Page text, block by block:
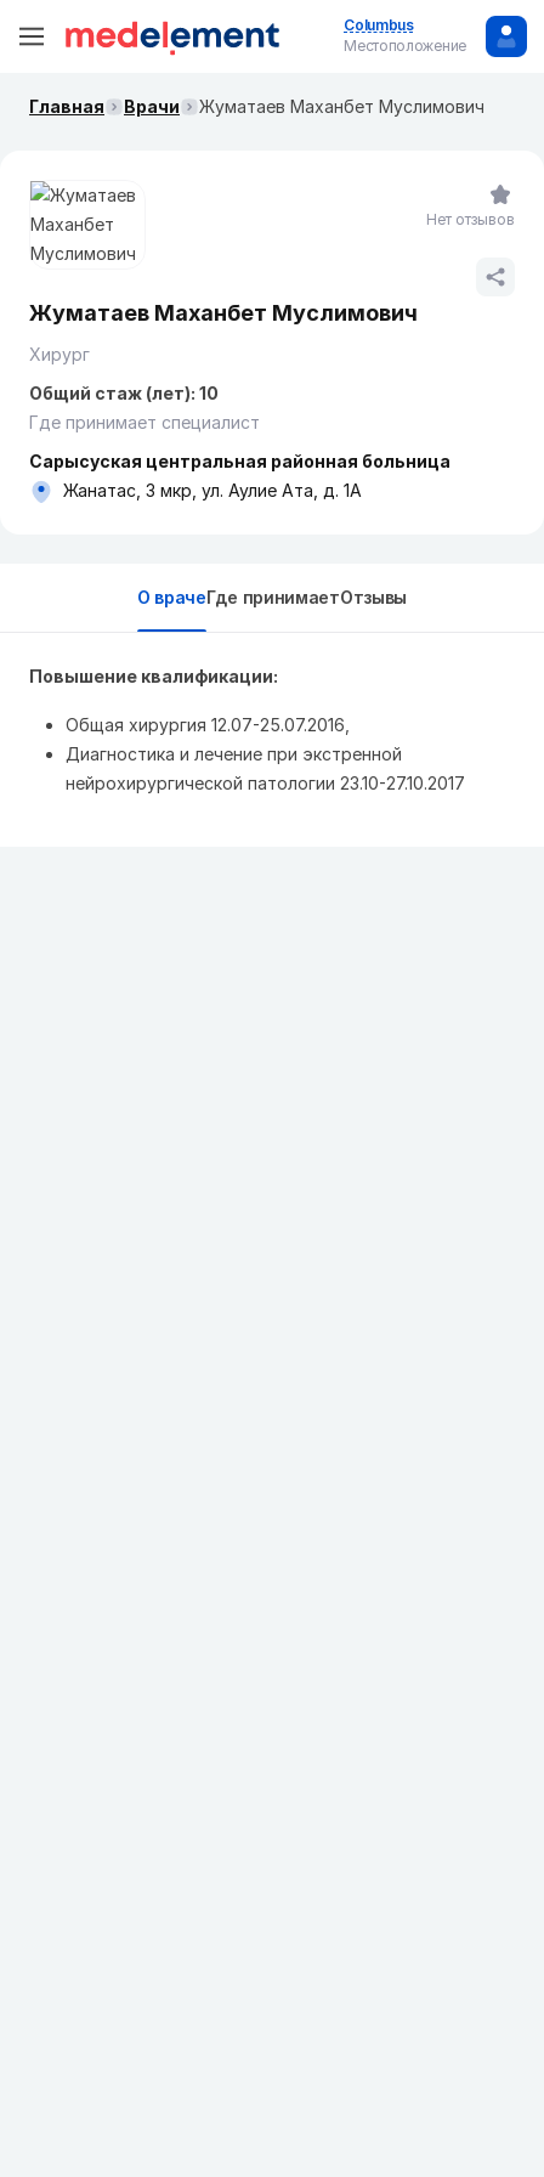
Columbus
Местоположение
Главная Врачи Жуматаев Маханбет Муслимович
Жуматаев Маханбет Муслимович
Хирург
Общий стаж (лет): 10
Где принимает специалист
Сарысуская центральная районная больница
Жанатас, 3 мкр, ул. Аулие Ата, д. 1А
Нет отзывов
О врачеГде принимаетОтзывы
Повышение квалификации:
Общая хирургия 12.07-25.07.2016,
Диагностика и лечение при экстренной
нейрохирургической патологии 23.10-27.10.2017